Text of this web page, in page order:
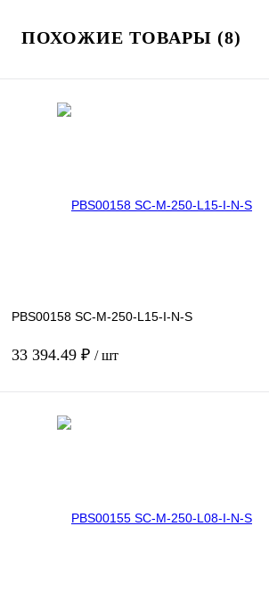
ПОХОЖИЕ ТОВАРЫ (8)
PBS00158 SC-M-250-L15-I-N-S
33 394.49 ₽ / шт